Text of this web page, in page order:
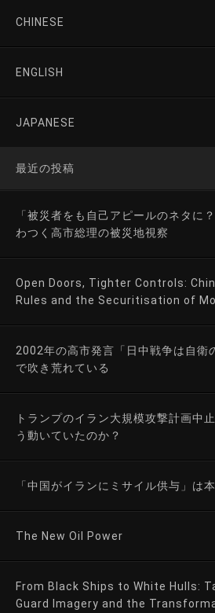
CHINESE
ENGLISH
JAPANESE
最近の投稿
「被災者をも自己アピールのネタ
わつく高市総理の被災地視察
Open Doors, Tighter Controls:
Rules and the Securitisation of
2002年の高市発言「日中戦争は自衛
で吹き荒れている
トランプのイラン大規模攻撃計画中
う動いていたのか？
「中国がイランにミサイル供与」は
The New Oil Power
From Black Ships to White Hulls:
Guard Imagery and the